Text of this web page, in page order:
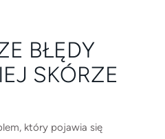
BŁĘDY
SKÓRZE
który pojawia się